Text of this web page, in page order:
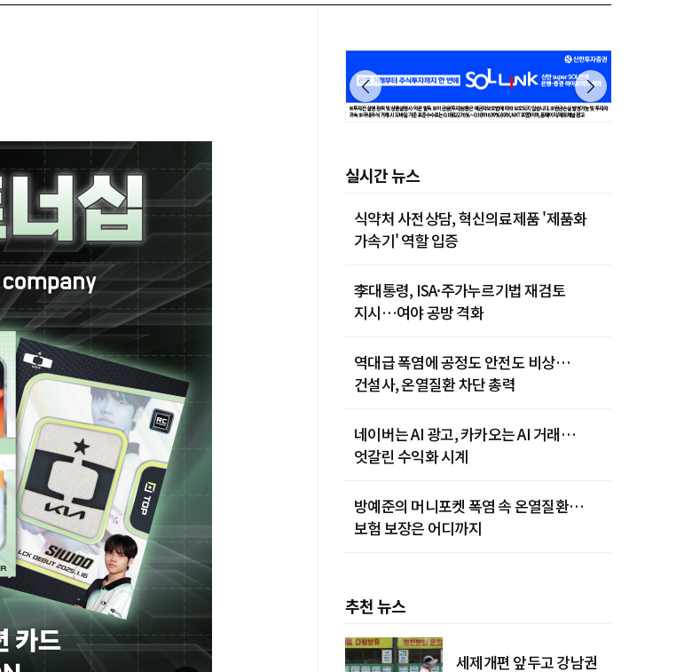
실시간 뉴스
식약처 사전상담, 혁신의료제품 '제품화
가속기' 역할 입증
李대통령, ISA·주가누르기법 재검토
지시…여야 공방 격화
역대급 폭염에 공정도 안전도 비상…
건설사, 온열질환 차단 총력
네이버는 AI 광고, 카카오는 AI 거래…
엇갈린 수익화 시계
방예준의 머니포켓 폭염 속 온열질환…
보험 보장은 어디까지
추천 뉴스
세제개편 앞두고 강남권